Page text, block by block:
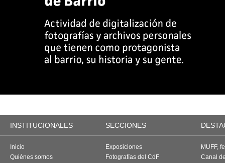
INSTITUCIONALES SECCIONES
Inicio
Quiénes somos
Exposiciones
Fotografías del CdF
MUFF,
Canal